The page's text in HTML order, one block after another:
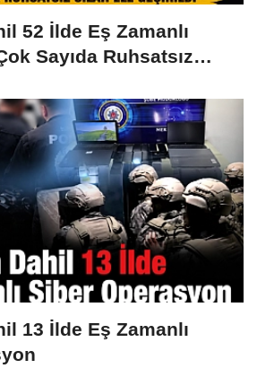
52 İlde Eş Zamanlı
Sayıda Ruhsatsız
13 İlde Eş Zamanlı